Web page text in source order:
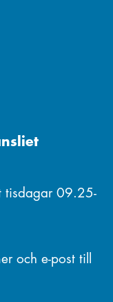
tisdagar 09.25-
och e-post till